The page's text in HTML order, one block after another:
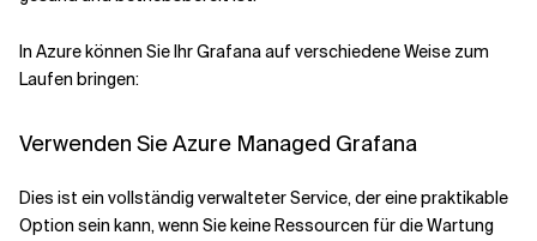
Verwandte Themen
In Azure können Sie Ihr Grafana auf verschiedene Weise zum
Laufen bringen:
Verwenden Sie Azure Managed Grafana
Dies ist ein vollständig verwalteter Service, der eine praktikable
Option sein kann, wenn Sie keine Ressourcen für die Wartung